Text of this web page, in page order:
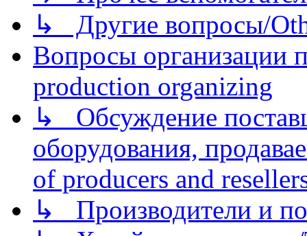
↳ Другие вопросы/
Вопросы организации
production organizing
↳ Обсуждение
оборудования,
of producers and
↳ Производители и